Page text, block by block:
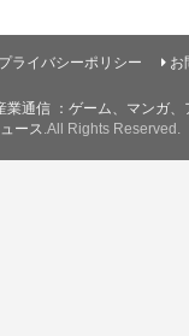
プライバシーポリシー お
業通信 ：ゲーム、マンガ
ース .All Rights Reserved.